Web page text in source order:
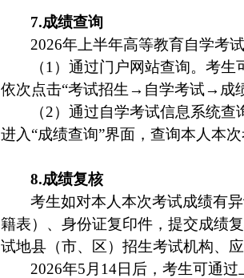
7.成绩查询
2026年上半年高等教育自学考
（1）通过门户网站查询。考生
依次点击“考试招生→自学考试→成
（2）通过自学考试信息系统
进入“成绩查询”界面，查询本人本
8.成绩复核
考生如对本人本次考试成绩有
籍表）、身份证复印件，提交成绩
试地县（市、区）招生考试机构、
2026年5月14日后，考生可通